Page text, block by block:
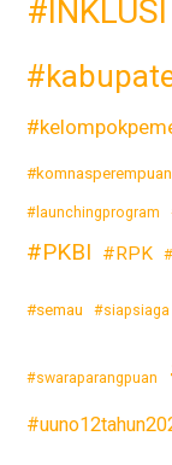
#INKLUSI
#launchingprogram
#PKBI #RPK
#semau #siapsiaga
#swaraparangpuan